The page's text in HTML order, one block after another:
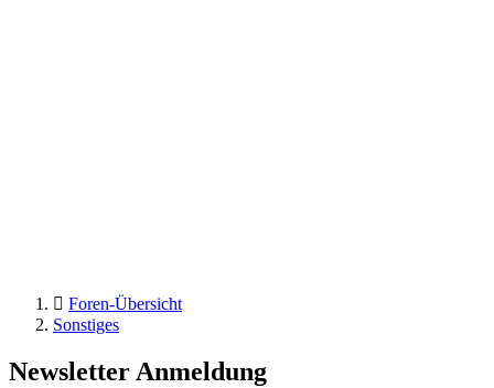
Foren-Übersicht
Sonstiges
Newsletter Anmeldung